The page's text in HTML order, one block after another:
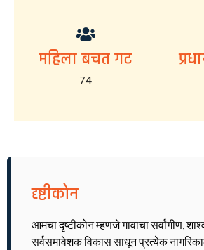
महिला बचत गट
74
दृष्टीकोन
आमचा दृष्टीकोन म्हणजे गावाचा सर्वांगीण,
सर्वसमावेशक विकास साधून प्रत्येक